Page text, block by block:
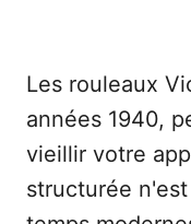
Les rouleaux
années 1940,
vieillir votre
structurée